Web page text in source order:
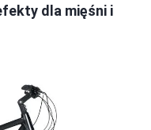
dla mięśni i